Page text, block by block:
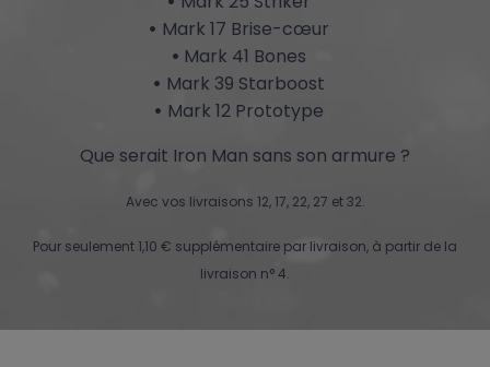
Mark 17 Brise-cœur
Mark 41 Bones
Mark 39 Starboost
Mark 12 Prototype
Que serait Iron Man sans son armure ?
Avec vos livraisons 12, 17, 22, 27 et 32.
Pour seulement 1,10 € supplémentaire par livraison, à partir de la
livraison n° 4.